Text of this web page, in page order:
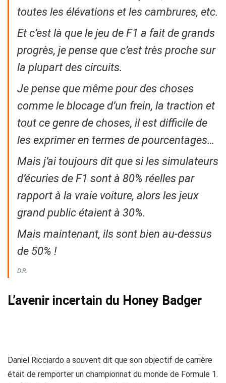
toutes les élévations et les cambrures, etc.
Et c’est là que le jeu de F1 a fait de grands
progrès, je pense que c’est très proche sur
la plupart des circuits.
Je pense que même pour des choses
comme le blocage d’un frein, la traction et
tout ce genre de choses, il est difficile de
les exprimer en termes de pourcentages…
Mais j’ai toujours dit que si les simulateurs
d’écuries de F1 sont à 80% réelles par
rapport à la vraie voiture, alors les jeux
grand public étaient à 30%.
Mais maintenant, ils sont bien au-dessus
de 50% !
D.R.
L’avenir incertain du Honey Badger
Daniel Ricciardo a souvent dit que son objectif de carrière
était de remporter un championnat du monde de Formule 1.